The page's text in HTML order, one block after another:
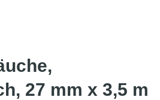
27 mm x 3,5 m